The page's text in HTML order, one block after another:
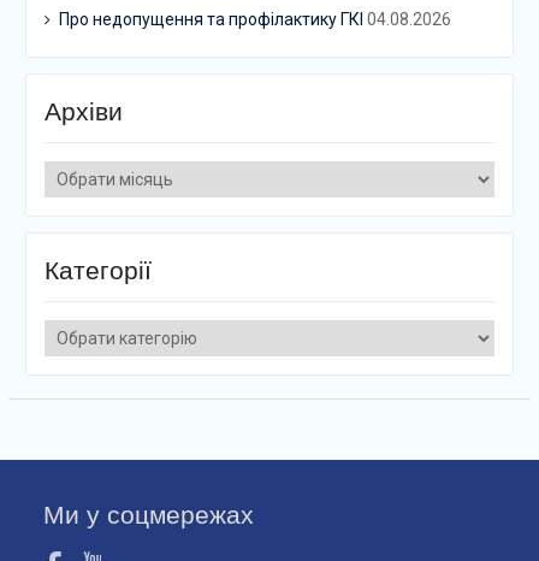
Про недопущення та профілактику ГКІ 04.08.2026
Архіви
Архіви
Категорії
Категорії
Ми у соцмережах